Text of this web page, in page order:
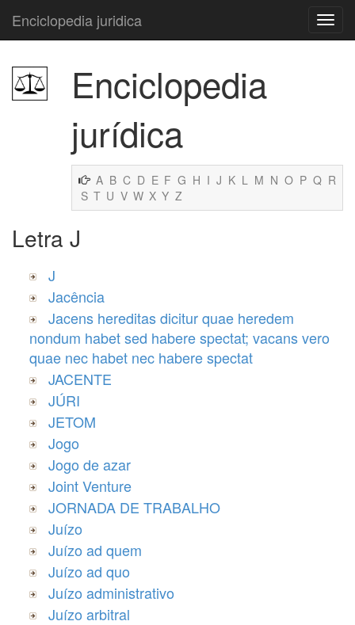
Enciclopedia juridica
Enciclopedia
jurídica
A B C D E F G H I J K L M N O P Q R
S T U V W X Y Z
Letra J
J
Jacência
Jacens hereditas dicitur quae heredem
nondum habet sed habere spectat; vacans vero
quae nec habet nec habere spectat
JACENTE
JÚRI
JETOM
Jogo
Jogo de azar
Joint Venture
JORNADA DE TRABALHO
Juízo
Juízo ad quem
Juízo ad quo
Juízo administrativo
Juízo arbitral